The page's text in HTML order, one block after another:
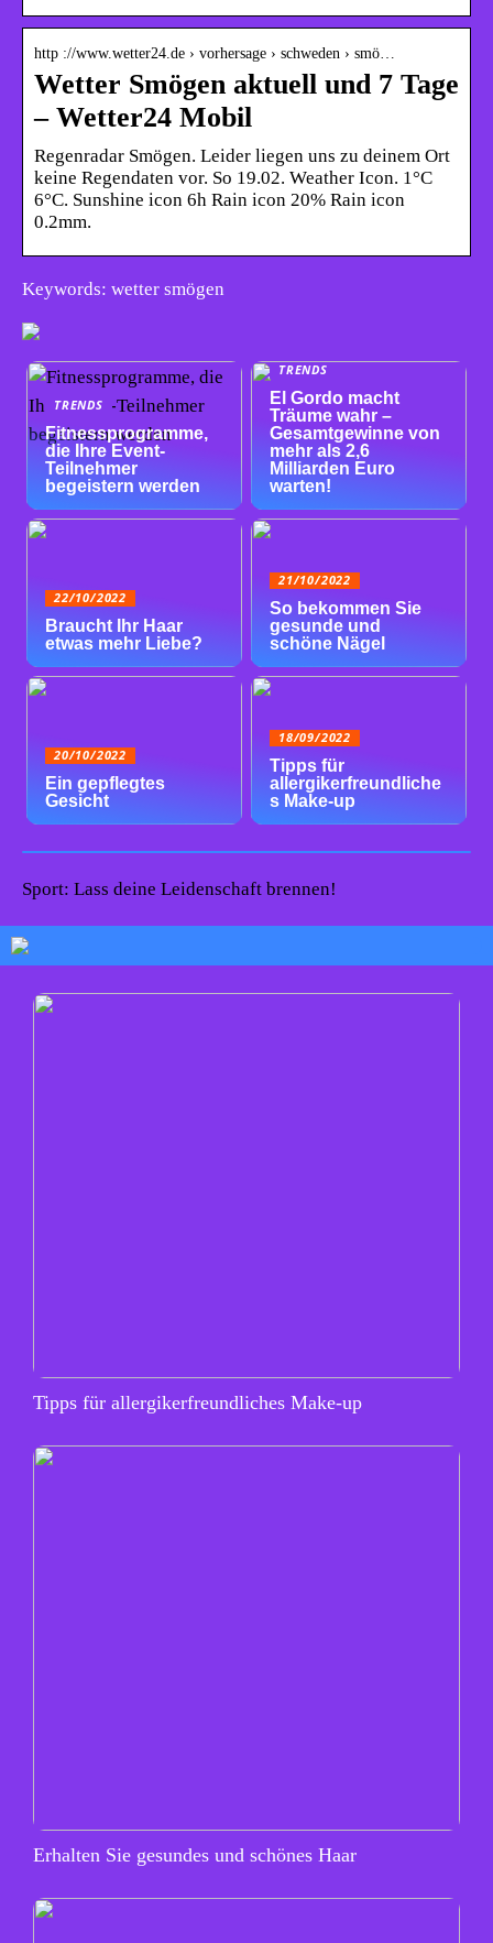
http ://www.wetter24.de › vorhersage › schweden › smö…
Wetter Smögen aktuell und 7 Tage
– Wetter24 Mobil
Regenradar Smögen. Leider liegen uns zu deinem Ort
keine Regendaten vor. So 19.02. Weather Icon. 1°C
6°C. Sunshine icon 6h Rain icon 20% Rain icon
0.2mm.
Keywords: wetter smögen
TRENDS
Fitnessprogramme,
die Ihre Event-
Teilnehmer
begeistern werden
TRENDS
El Gordo macht
Träume wahr –
Gesamtgewinne von
mehr als 2,6
Milliarden Euro
warten!
22/10/2022
Braucht Ihr Haar
etwas mehr Liebe?
21/10/2022
So bekommen Sie
gesunde und
schöne Nägel
20/10/2022
Ein gepflegtes
Gesicht
18/09/2022
Tipps für
allergikerfreundliche
s Make-up
Sport: Lass deine Leidenschaft brennen!
Tipps für allergikerfreundliches Make-up
Erhalten Sie gesundes und schönes Haar